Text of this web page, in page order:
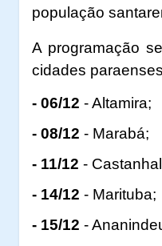
população
A programação
cidades
- 06/12 - Altamira;
- 08/12 - Marabá;
- 11/12 -
- 14/12 - Marituba;
- 15/12 -